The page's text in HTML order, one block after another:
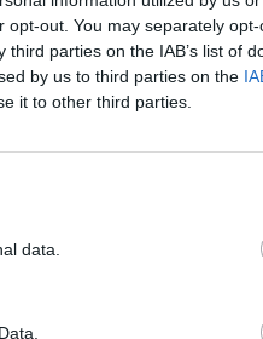
out. You may separately
parties on the IAB’s list of
by us to third parties on the
it to other third parties.
data.
competição
82 atletas em
Igrejas, Clara Sanfins,
Francisca Pinheiro,
Baptista,